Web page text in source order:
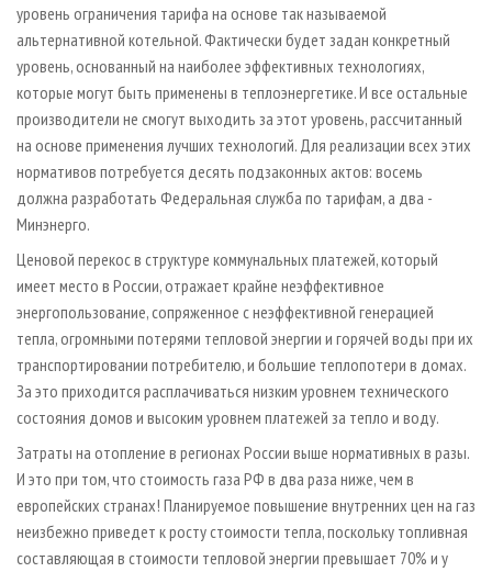
уровень ограничения тарифа на основе так называемой
альтернативной котельной. Фактически будет задан конкретный
уровень, основанный на наиболее эффективных технологиях,
которые могут быть применены в теплоэнергетике. И все остальные
производители не смогут выходить за этот уровень, рассчитанный
на основе применения лучших технологий. Для реализации всех этих
нормативов потребуется десять подзаконных актов: восемь
должна разработать Федеральная служба по тарифам, а два -
Минэнерго.
Ценовой перекос в структуре коммунальных платежей, который
имеет место в России, отражает крайне неэффективное
энергопользование, сопряженное с неэффективной генерацией
тепла, огромными потерями тепловой энергии и горячей воды при их
транспортировании потребителю, и большие теплопотери в домах.
За это приходится расплачиваться низким уровнем технического
состояния домов и высоким уровнем платежей за тепло и воду.
Затраты на отопление в регионах России выше нормативных в разы.
И это при том, что стоимость газа РФ в два раза ниже, чем в
европейских странах! Планируемое повышение внутренних цен на газ
неизбежно приведет к росту стоимости тепла, поскольку топливная
составляющая в стоимости тепловой энергии превышает 70% и у